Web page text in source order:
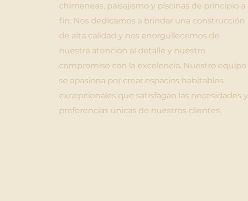
chimeneas, paisajismo y piscinas de principio a
fin. Nos dedicamos a brindar una construcción
de alta calidad y nos enorgullecemos de
nuestra atención al detalle y nuestro
compromiso con la excelencia. Nuestro equipo
se apasiona por crear espacios habitables
excepcionales que satisfagan las necesidades y
preferencias únicas de nuestros clientes.